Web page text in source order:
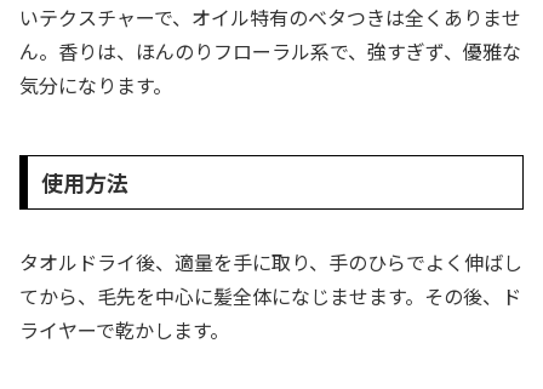
いテクスチャーで、オイル特有のベタつきは全くありませ
ん。香りは、ほんのりフローラル系で、強すぎず、優雅な
気分になります。
使用方法
タオルドライ後、適量を手に取り、手のひらでよく伸ばし
てから、毛先を中心に髪全体になじませます。その後、ド
ライヤーで乾かします。